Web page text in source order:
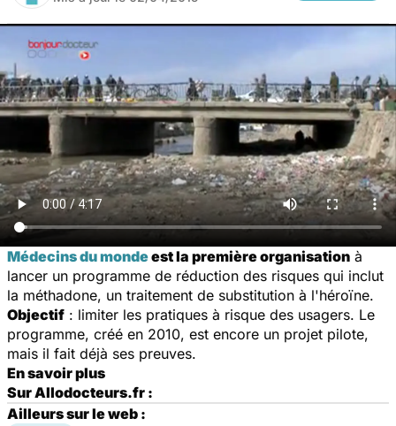
Médecins du mondeest la première organisation à
lancer un programme de réduction des risques qui inclut
la méthadone, un traitement de substitution à l'héroïne.
Objectif : limiter les pratiques à risque des usagers. Le
programme, créé en 2010, est encore un projet pilote,
mais il fait déjà ses preuves.
En savoir plus
Sur Allodocteurs.fr :
Ailleurs sur le web :